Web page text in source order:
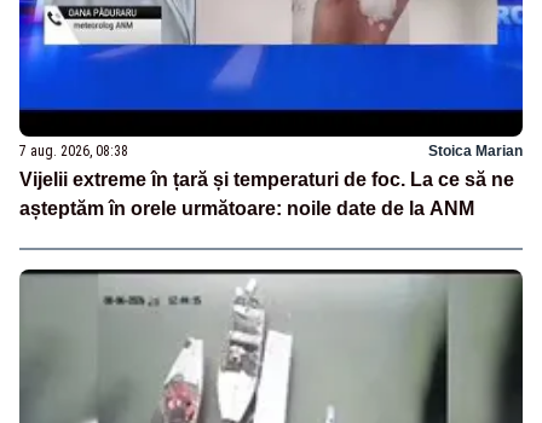
7 aug. 2026, 08:38 Stoica Marian
Vijelii extreme în țară și temperaturi de foc. La ce să ne
așteptăm în orele următoare: noile date de la ANM